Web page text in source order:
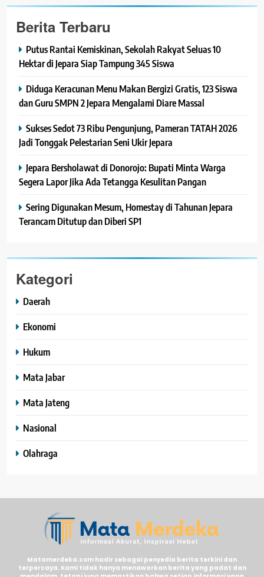
Berita Terbaru
Putus Rantai Kemiskinan, Sekolah Rakyat Seluas 10
Hektar di Jepara Siap Tampung 345 Siswa
Diduga Keracunan Menu Makan Bergizi Gratis, 123 Siswa
dan Guru SMPN 2 Jepara Mengalami Diare Massal
Sukses Sedot 73 Ribu Pengunjung, Pameran TATAH 2026
Jadi Tonggak Pelestarian Seni Ukir Jepara
Jepara Bersholawat di Donorojo: Bupati Minta Warga
Segera Lapor Jika Ada Tetangga Kesulitan Pangan
Sering Digunakan Mesum, Homestay di Tahunan Jepara
Terancam Ditutup dan Diberi SP1
Kategori
Daerah
Ekonomi
Hukum
Mata Jabar
Mata Jateng
Nasional
Olahraga
Matamerdeka.com hadir sebagai penyedia berita terkini dan
terpercaya. Kami tidak hanya menawarkan berita yang padat dan